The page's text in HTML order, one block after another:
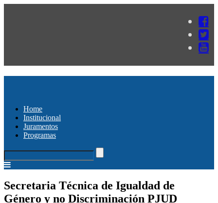
Home
Institucional
Juramentos
Programas
Secretaria Técnica de Igualdad de
Género y no Discriminación PJUD